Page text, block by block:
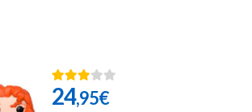
24,95€